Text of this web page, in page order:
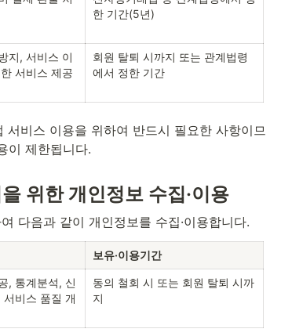
한 기간(5년)
지, 서비스 이
서비스 제공
회원 탈퇴 시까지 또는 관계법령
에서 정한 기간
비스 이용을 위하여 반드시 필요한 사항이므
이 제한됩니다.
위한 개인정보 수집·이용
다음과 같이 개인정보를 수집·이용합니다.
보유·이용기간
, 통계분석, 신
비스 품질 개
동의 철회 시 또는 회원 탈퇴 시까
지